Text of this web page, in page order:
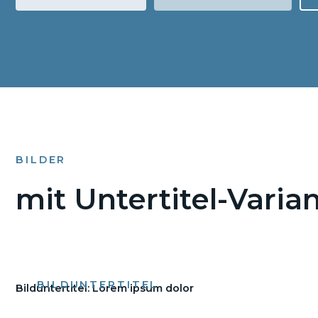
BILDER
mit Untertitel-
Bilduntertitel: Lorem ipsum dolor
BILDUNTERTITEL